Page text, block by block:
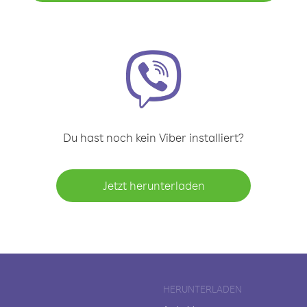
Du hast noch kein Viber installiert?
Jetzt herunterladen
HERUNTERLADEN